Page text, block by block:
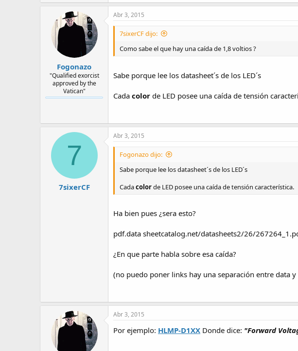
Fogonazo
"Qualified exorcist
approved by the
Vatican"
Abr 3, 2015
7sixerCF dijo:
Como sabe el que hay una caída de 1,8 voltios ?
Sabe porque lee los datasheet´s de los LED´s
Cada color de LED posee una caída de tensión
7
7sixerCF
Abr 3, 2015
Fogonazo dijo:
Sabe porque lee los datasheet´s de los LED´s
Cadacolorde LED posee una caída de tensión característica.
Ha bien pues ¿sera esto?
pdf.data sheetcatalog.net/datasheets2/26/
¿En que parte habla sobre esa caída?
(no puedo poner links hay una separación entre data y
Abr 3, 2015
Por ejemplo: HLMP-D1XX Donde dice: "Forward